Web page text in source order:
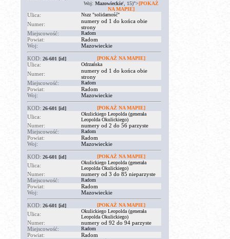
Woj: Mazowieckie', 15)">[POKAŻ
NA MAPIE]
Ulica: Nszz "solidarność"
Numer:
numery od 1 do końca obie
strony
Miejscowość:
Radom
Powiat:
Radom
Woj:
Mazowieckie
KOD: 26-601 [id] [POKAŻ NA MAPIE]
Ulica: Odrzańska
Numer:
numery od 1 do końca obie
strony
Miejscowość:
Radom
Powiat:
Radom
Woj:
Mazowieckie
KOD: 26-601 [id] [POKAŻ NA MAPIE]
Ulica:
Okulickiego Leopolda (generała
Leopolda Okulickiego)
Numer:
numery od 2 do 56 parzyste
Miejscowość:
Radom
Powiat:
Radom
Woj:
Mazowieckie
KOD: 26-601 [id] [POKAŻ NA MAPIE]
Ulica:
Okulickiego Leopolda (generała
Leopolda Okulickiego)
Numer:
numery od 3 do 85 nieparzyste
Miejscowość:
Radom
Powiat:
Radom
Woj:
Mazowieckie
KOD: 26-601 [id] [POKAŻ NA MAPIE]
Ulica:
Okulickiego Leopolda (generała
Leopolda Okulickiego)
Numer:
numery od 92 do 94 parzyste
Miejscowość:
Radom
Powiat:
Radom